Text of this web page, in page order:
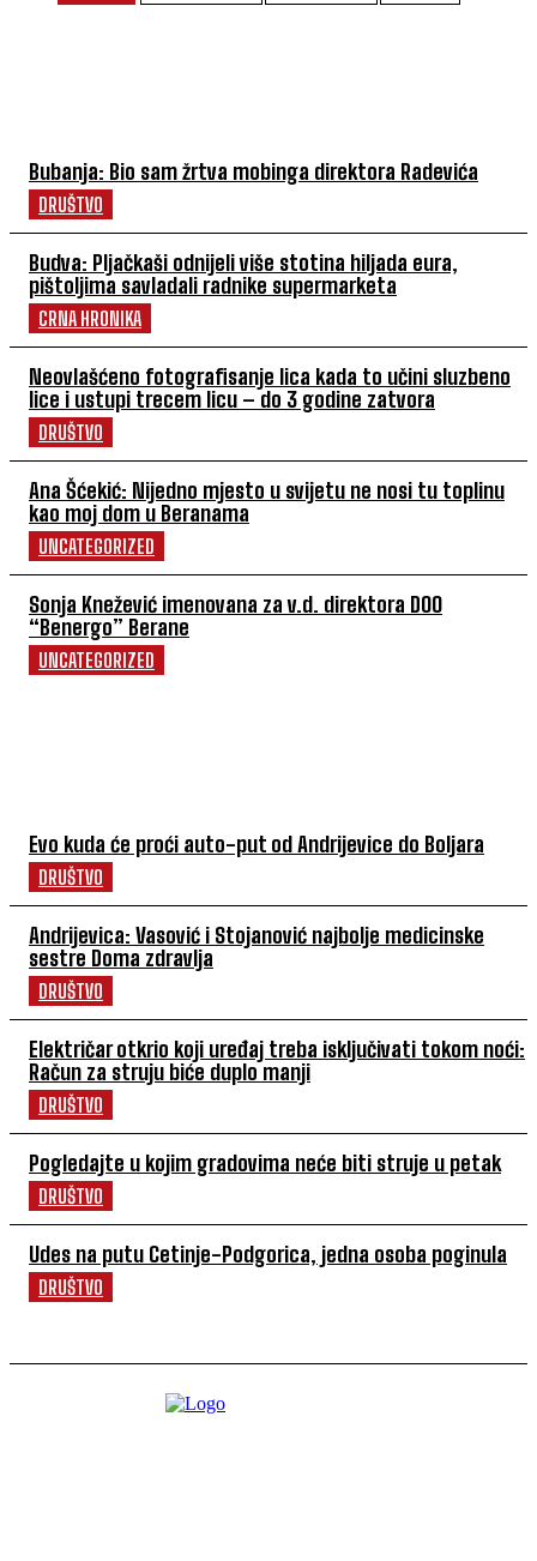
Bubanja: Bio sam žrtva mobinga direktora Radevića
DRUŠTVO
Budva: Pljačkaši odnijeli više stotina hiljada eura,
pištoljima savladali radnike supermarketa
CRNA HRONIKA
Neovlašćeno fotografisanje lica kada to učini sluzbeno
lice i ustupi trecem licu – do 3 godine zatvora
DRUŠTVO
Ana Šćekić: Nijedno mjesto u svijetu ne nosi tu toplinu
kao moj dom u Beranama
UNCATEGORIZED
Sonja Knežević imenovana za v.d. direktora DOO
“Benergo” Berane
UNCATEGORIZED
Evo kuda će proći auto-put od Andrijevice do Boljara
DRUŠTVO
Andrijevica: Vasović i Stojanović najbolje medicinske
sestre Doma zdravlja
DRUŠTVO
Električar otkrio koji uređaj treba isključivati tokom noći:
Račun za struju biće duplo manji
DRUŠTVO
Pogledajte u kojim gradovima neće biti struje u petak
DRUŠTVO
Udes na putu Cetinje-Podgorica, jedna osoba poginula
DRUŠTVO